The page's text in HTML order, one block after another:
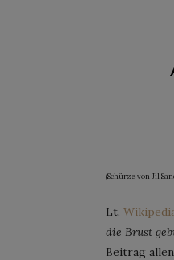
(Schürze von Jil
Lt.
die Brust
Beitrag